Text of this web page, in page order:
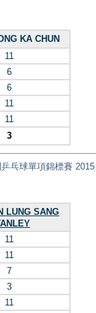
KA CHUN
11
6
6
11
11
3
乓球單項錦標賽 2015
LUNG SANG
11
11
7
3
11